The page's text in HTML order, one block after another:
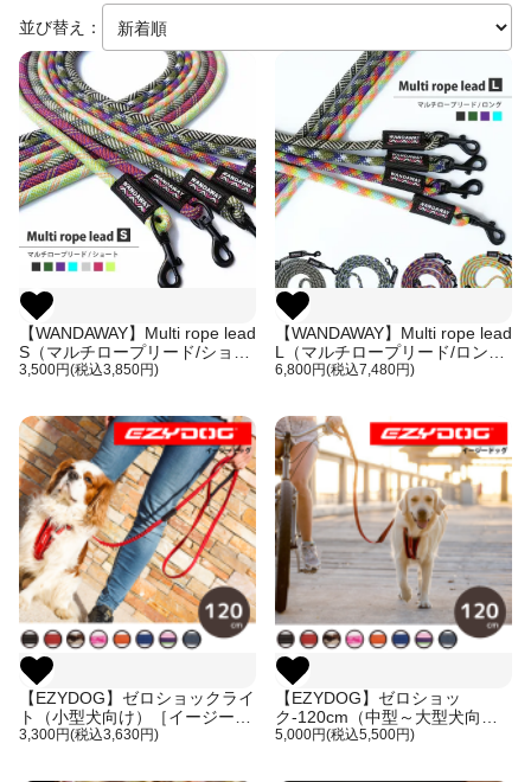
並び替え：
【WANDAWAY】Multi rope lead
S（マルチロープリード/ショー
ト）
3,500円(税込3,850円)
【WANDAWAY】Multi rope lead
L（マルチロープリード/ロン
グ）
6,800円(税込7,480円)
【EZYDOG】ゼロショックライ
ト（小型犬向け）［イージード
ッグ／平紐型のショック吸収リ
3,300円(税込3,630円)
【EZYDOG】ゼロショッ
ク-120cm（中型～大型犬向
け）［イージードッグ／平紐型
5,000円(税込5,500円)